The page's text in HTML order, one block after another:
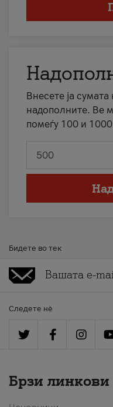
Внесете ја сумата
надополните. Ве
помеѓу 100 и
Бидете во тек
Следете нè
Брзи линкови